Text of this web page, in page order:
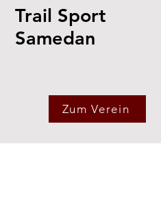
Trail Sport
Samedan
Zum Verein